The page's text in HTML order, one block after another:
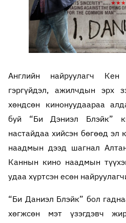
Английн найруулагч
гэргүйдэл, ажилчдын эрх
хөндсөн кинонуудаараа
буй “Би Дэниэл Блэйк”
настайдаа хийсэн бөгөөд эл
наадмын дээд шагнал
Каннын кино наадмын
удаа хүртсэн есөн
“Би Даниэл Блэйк” бол
хөгжсөн мэт үзэгдэвч